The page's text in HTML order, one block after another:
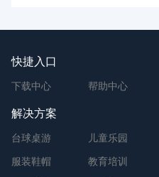
快捷入口
下载中心 帮助中心
解决方案
台球桌游 儿童乐园
服装鞋帽
教育培训